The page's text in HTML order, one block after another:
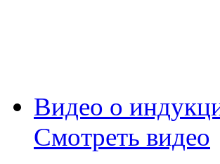
Видео о
Смотреть видео